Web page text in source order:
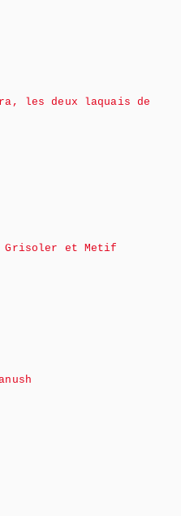
les deux laquais de
Grisoler et Metif